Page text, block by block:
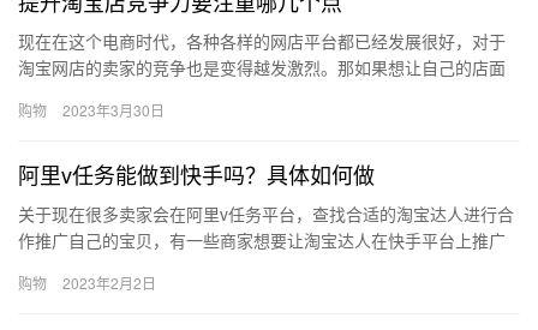
现在在这个电商时代，各种各样的网店平台都已经发展很好，对于
淘宝网店的卖家的竞争也是变得越发激烈。那如果想让自己的店面
下面来…
购物 2023年3月30日
阿里v任务能做到快手吗？具体如何做
关于现在很多卖家会在阿里v任务平台，查找合适的淘宝达人进行合
作推广自己的宝贝，有一些商家想要让淘宝达人在快手平台上推广
访…
购物 2023年2月2日